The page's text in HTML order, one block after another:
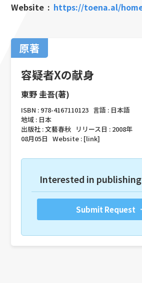
Website
https://toena.al/home/
原著
容疑者Xの献身
東野 圭吾(著)
ISBN : 978-4167110123 言語 : 日本語
地域 : 日本
出版社 :文藝春秋 リリース日 : 2008年
08月05日Website : [link]
Interested in
Submit Request